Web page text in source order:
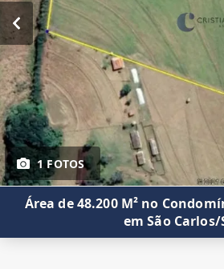
1 FOTOS
Área de 48.200 M² no
em São Carlos/